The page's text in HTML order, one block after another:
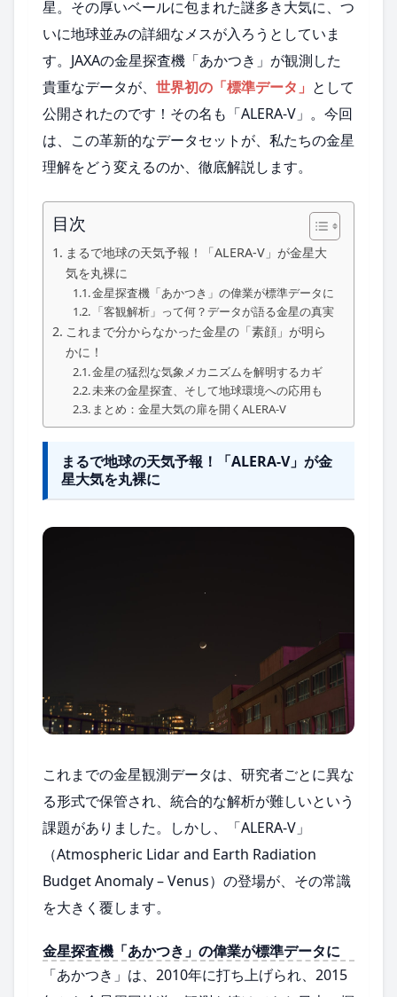
星。その厚いベールに包まれた謎多き大気に、つ
いに地球並みの詳細なメスが入ろうとしていま
す。JAXAの金星探査機「あかつき」が観測した
貴重なデータが、 世界初の「標準データ」 として
公開されたのです！その名も「ALERA-V」。今回
は、この革新的なデータセットが、私たちの金星
理解をどう変えるのか、徹底解説します。
目次
まるで地球の天気予報！「ALERA-V」が金星大
気を丸裸に
金星探査機「あかつき」の偉業が標準データに
「客観解析」って何？データが語る金星の真実
これまで分からなかった金星の「素顔」が明ら
かに！
金星の猛烈な気象メカニズムを解明するカギ
未来の金星探査、そして地球環境への応用も
まとめ：金星大気の扉を開くALERA-V
まるで地球の天気予報！「ALERA-V」が金
星大気を丸裸に
これまでの金星観測データは、研究者ごとに異な
る形式で保管され、統合的な解析が難しいという
課題がありました。しかし、「ALERA-V」
（Atmospheric Lidar and Earth Radiation
Budget Anomaly – Venus）の登場が、その常識
を大きく覆します。
金星探査機「あかつき」の偉業が標準データに
「あかつき」は、2010年に打ち上げられ、2015